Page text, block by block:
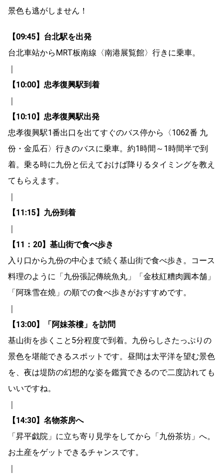
景色も逃がしません！
【09:45】台北駅を出発
台北車站からMRT板南線〈南港展覧館〉行きに乗車。
｜
【10:00】忠孝復興駅到着
｜
【10:10】忠孝復興駅出発
忠孝復興駅1番出口を出てすぐのバス停から〈1062番 九
份・金瓜石〉行きのバスに乗車。約1時間～1時間半で到
着。乗る時に九份と伝えておけば降りるタイミングを教え
てもらえます。
｜
【11:15】九份到着
｜
【11：20】基山街で食べ歩き
入り口から九份の中心まで続く基山街で食べ歩き。コース
料理のように「九份張記傳統魚丸」「金枝紅糟肉圓本舗」
「阿珠雪在燒」の順での食べ歩きがおすすめです。
｜
【13:00】「阿妹茶樓」を訪問
基山街を歩くこと5分程度で到着。九份らしさたっぷりの
景色を堪能できるスポットです。昼間は太平洋を望む景色
を、夜は堤防の幻想的な姿を鑑賞できるので二度訪れても
いいですね。
｜
【14:30】名物茶房へ
「昇平戯院」に立ち寄り見学をしてから「九份茶坊」へ。
お土産をゲットできるチャンスです。
｜